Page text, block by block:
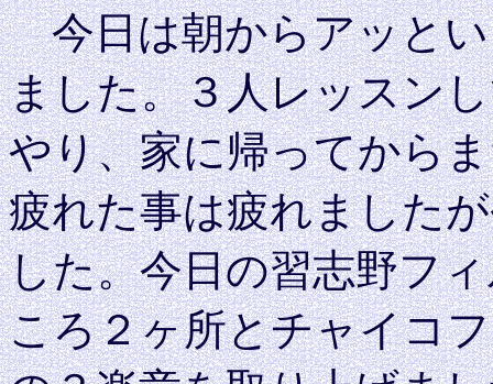
今日は朝からアッとい
ました。３人レッスン
やり、家に帰ってから
疲れた事は疲れました
した。今日の習志野フ
ころ２ヶ所とチャイコ